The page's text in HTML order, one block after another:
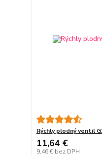
Rýchly plodný ventil
11,64 €
9,46 € bez DPH